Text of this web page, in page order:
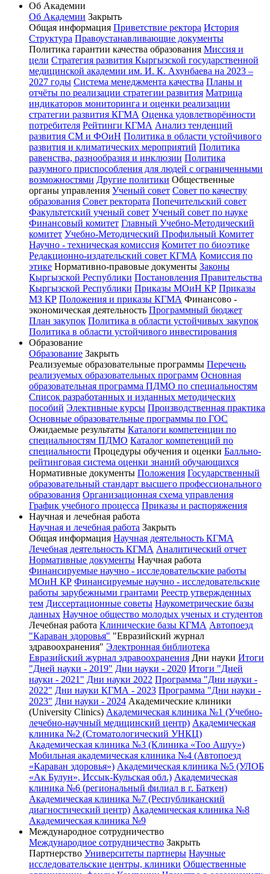
Об Академии
Об Академии Закрыть
Общая информация Приветствие ректора История
Структура Правоустанавливающие документы
Политика гарантии качества образования Миссия и
цели Стратегия развития Кыргызской государственной
медицинской академии им. И. К. Ахунбаева на 2023 –
2027 годы Система менеджмента качества Планы и
отчёты по реализации стратегии развития Матрица
индикаторов мониторинга и оценки реализации
стратегии развития КГМА Оценка удовлетворённости
потребителя Рейтинги КГМА Анализ тенденций
развития СМ и ФОиН Политика в области устойчивого
развития и климатических мероприятий Политика
равенства, разнообразия и инклюзии Политика
разумного приспособления для людей с ограниченными
возможностями Другие политики Общественные
органы управления Ученый совет Совет по качеству
образования Совет ректората Попечительский совет
Факультетский ученый совет Ученый совет по науке
Финансовый комитет Главный Учебно-Методический
комитет Учебно-Методический Профильный Комитет
Научно - техническая комиссия Комитет по биоэтике
Редакционно-издательский совет КГМА Комиссия по
этике Нормативно-правовые документы Законы
Кыргызской Республики Постановления Правительства
Кыргызской Республики Приказы МОиН КР Приказы
МЗ КР Положения и приказы КГМА Финансово -
экономическая деятельность Программный бюджет
План закупок Политика в области устойчивых закупок
Политика в области устойчивого инвестирования
Образование
Образование Закрыть
Реализуемые образовательные программы Перечень
реализуемых образовательных программ Основная
образовательная программа ПДМО по специальностям
Список разработанных и изданных методических
пособий Элективные курсы Производственная практика
Основные образовательные программы по ГОС
Ожидаемые результаты Каталоги компетенции по
специальностям ПДМО Каталог компетенций по
специальности Процедуры обучения и оценки Балльно-
рейтинговая система оценки знаний обучающихся
Нормативные документы Положения Государственный
образовательный стандарт высшего профессионального
образования Организационная схема управления
График учебного процесса Приказы и распоряжения
Научная и лечебная работа
Научная и лечебная работа Закрыть
Общая информация Научная деятельность КГМА
Лечебная деятельность КГМА Аналитический отчет
Нормативные документы Научная работа
Финансируемые научно - исследовательские работы
МОиН КР Финансируемые научно - исследовательские
работы зарубежными грантами Реестр утвержденных
тем Диссертационные советы Наукометрические базы
данных Научное общество молодых ученых и студентов
Лечебная работа Клинические базы КГМА Автопоезд
"Караван здоровья" "Евразийский журнал
здравоохранения" Электронная библиотека
Евразийский журнал здравоохранения Дни науки Итоги
"Дней науки - 2019" Дни науки - 2020 Итоги "Дней
науки - 2021" Дни науки 2022 Программа "Дни науки -
2022" Дни науки КГМА - 2023 Программа "Дни науки -
2023" Дни науки - 2024 Академические клиники
(University Clinics) Академическая клиника №1 (Учебно-
лечебно-научный медицинский центр) Академическая
клиника №2 (Стоматологический УНКЦ)
Академическая клиника №3 (Клиника «Тоо Ашуу»)
Мобильная академическая клиника №4 (Автопоезд
«Караван здоровья») Академическая клиника №5 (УЛОБ
«Ак Булун», Иссык-Кульская обл.) Академическая
клиника №6 (региональный филиал в г. Баткен)
Академическая клиника №7 (Республиканский
диагностический центр) Академическая клиника №8
Академическая клиника №9
Международное сотрудничество
Международное сотрудничество Закрыть
Партнерство Университеты партнеры Научные
исследовательские центры, клиники Общественные